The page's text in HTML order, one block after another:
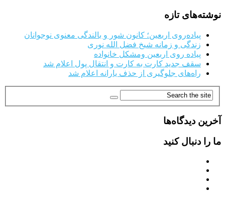
نوشته‌های تازه
پیاده‌روی اربعین؛ کانون شور و بالندگی معنوی نوجوانان
زندگی و زمانه شیخ فضل الله نوری
پیاده روی اربعین ومشکل خانواده
سقف جدید کارت به کارت و انتقال پول اعلام شد
راه‌های جلوگیری از حذف یارانه اعلام شد
آخرین دیدگاه‌ها
ما را دنبال کنید